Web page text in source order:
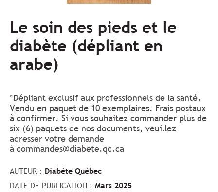
Le soin des pieds et le
diabète (dépliant en
arabe)
*Dépliant exclusif aux professionnels de la santé.
Vendu en paquet de 10 exemplaires. Frais postaux
à confirmer. Si vous souhaitez commander plus de
six (6) paquets de nos documents, veuillez
adresser votre demande
à commandes@diabete.qc.ca
AUTEUR : Diabète Québec
DATE DE PUBLICATION : Mars 2025